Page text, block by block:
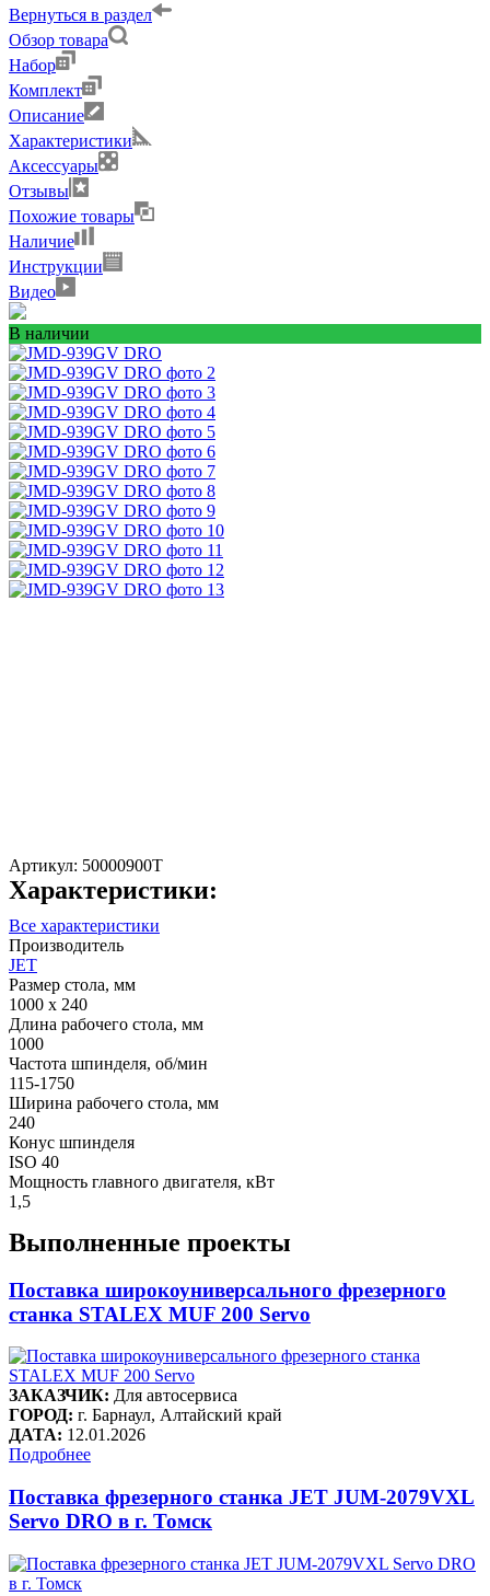
Вернуться в раздел
Обзор товара
Набор
Комплект
Описание
Характеристики
Аксессуары
Отзывы
Похожие товары
Наличие
Инструкции
Видео
В наличии
Артикул: 50000900T
Характеристики:
Все характеристики
Производитель
JET
Размер стола, мм
1000 х 240
Длина рабочего стола, мм
1000
Частота шпинделя, об/мин
115-1750
Ширина рабочего стола, мм
240
Конус шпинделя
ISO 40
Мощность главного двигателя, кВт
1,5
Выполненные проекты
Поставка широкоуниверсального фрезерного
станка STALEX MUF 200 Servo
ЗАКАЗЧИК: Для автосервиса
ГОРОД: г. Барнаул, Алтайский край
ДАТА: 12.01.2026
Подробнее
Поставка фрезерного станка JET JUM-2079VXL
Servo DRO в г. Томск